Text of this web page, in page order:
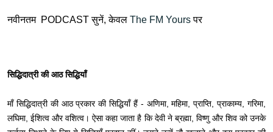
नवीनतम PODCAST सुनें, केवल The FM Yoursपर
सिद्धिदात्री की आठ सिद्धियाँ
माँ सिद्धिदात्री की आठ प्रकार की सिद्धियाँ हैं - अणिमा, महिमा, प्राप्ति, प्राकाम्य, गरिमा,
लघिमा, ईशित्व और वशित्व। ऐसा कहा जाता है कि देवी ने ब्रह्मा, विष्णु और शिव को उनके